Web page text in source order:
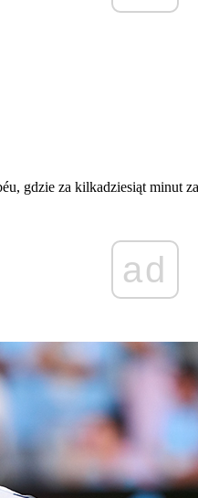
gdzie za kilkadziesiąt minut
ad